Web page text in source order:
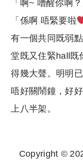
「啊~ 嘈醒你啊
「係啊 唔緊要啦
有一個共同既弱
堂既又住緊hall既
得幾大聲。明明
唔好關鬧鐘，好
上八半架。
Copyright ©